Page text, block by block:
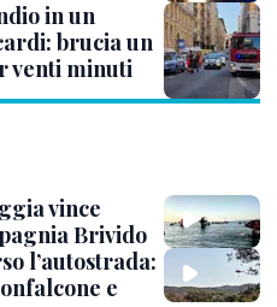
in un
brucia un
venti minuti
vince
Brivido
l’autostrada:
e